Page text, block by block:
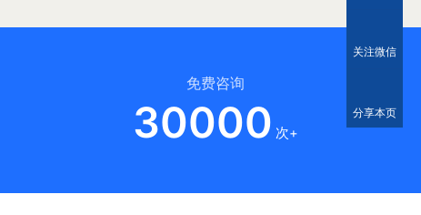
免费咨询
30000 次+
关注微信
分享本页